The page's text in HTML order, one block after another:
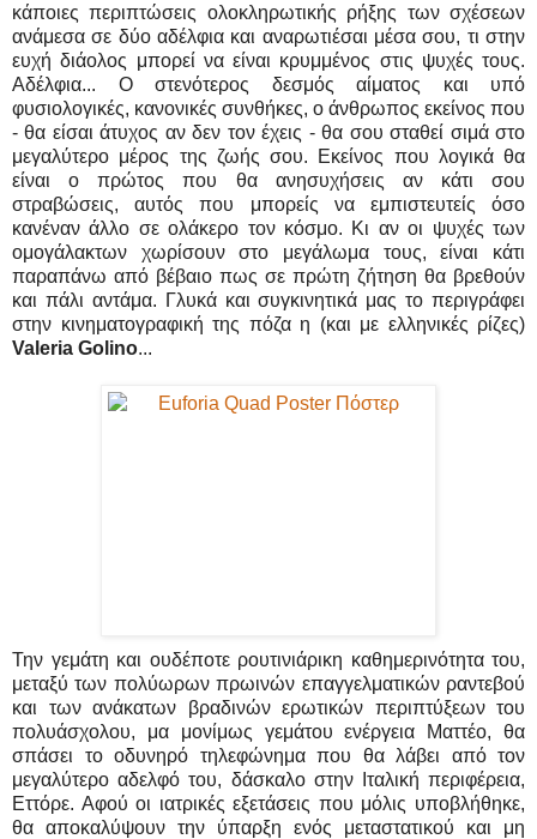
κάποιες περιπτώσεις ολοκληρωτικής ρήξης των σχέσεων
ανάμεσα σε δύο αδέλφια και αναρωτιέσαι μέσα σου, τι στην
ευχή διάολος μπορεί να είναι κρυμμένος στις ψυχές τους.
Αδέλφια... Ο στενότερος δεσμός αίματος και υπό
φυσιολογικές, κανονικές συνθήκες, ο άνθρωπος εκείνος που
- θα είσαι άτυχος αν δεν τον έχεις - θα σου σταθεί σιμά στο
μεγαλύτερο μέρος της ζωής σου. Εκείνος που λογικά θα
είναι ο πρώτος που θα ανησυχήσεις αν κάτι σου
στραβώσεις, αυτός που μπορείς να εμπιστευτείς όσο
κανέναν άλλο σε ολάκερο τον κόσμο. Κι αν οι ψυχές των
ομογάλακτων χωρίσουν στο μεγάλωμα τους, είναι κάτι
παραπάνω από βέβαιο πως σε πρώτη ζήτηση θα βρεθούν
και πάλι αντάμα. Γλυκά και συγκινητικά μας το περιγράφει
στην κινηματογραφική της πόζα η (και με ελληνικές ρίζες)
Valeria Golino...
Την γεμάτη και ουδέποτε ρουτινιάρικη καθημερινότητα του,
μεταξύ των πολύωρων πρωινών επαγγελματικών ραντεβού
και των ανάκατων βραδινών ερωτικών περιπτύξεων του
πολυάσχολου, μα μονίμως γεμάτου ενέργεια Ματτέο, θα
σπάσει το οδυνηρό τηλεφώνημα που θα λάβει από τον
μεγαλύτερο αδελφό του, δάσκαλο στην Ιταλική περιφέρεια,
Εττόρε. Αφού οι ιατρικές εξετάσεις που μόλις υποβλήθηκε,
θα αποκαλύψουν την ύπαρξη ενός μεταστατικού και μη